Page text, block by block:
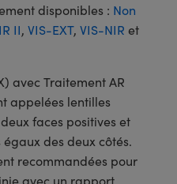
disponibles : Non
II, VIS-EXT, VIS-NIR et
avec Traitement AR
appelées lentilles
faces positives et
des deux côtés.
recommandées pour
avec un rapport